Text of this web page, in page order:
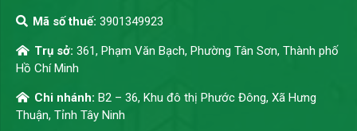
Mã số thuế: 3901349923
Trụ sở: 361, Phạm Văn Bạch, Phường Tân Sơn, Thành phố
Hồ Chí Minh
Chi nhánh: B2 – 36, Khu đô thị Phước Đông, Xã Hưng
Thuận, Tỉnh Tây Ninh